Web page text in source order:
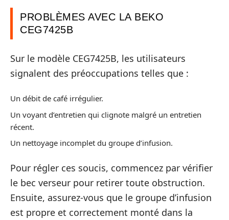
PROBLÈMES AVEC LA BEKO
CEG7425B
Sur le modèle CEG7425B, les utilisateurs
signalent des préoccupations telles que :
Un débit de café irrégulier.
Un voyant d’entretien qui clignote malgré un entretien
récent.
Un nettoyage incomplet du groupe d’infusion.
Pour régler ces soucis, commencez par vérifier
le bec verseur pour retirer toute obstruction.
Ensuite, assurez-vous que le groupe d’infusion
est propre et correctement monté dans la